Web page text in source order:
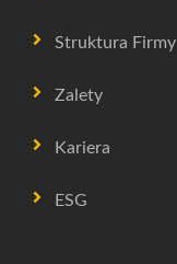
Struktura Firmy
Zalety
Kariera
ESG